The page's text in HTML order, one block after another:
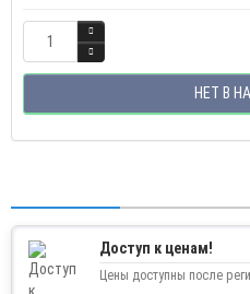
НЕТ В
Доступ к ценам!
Цены доступны после